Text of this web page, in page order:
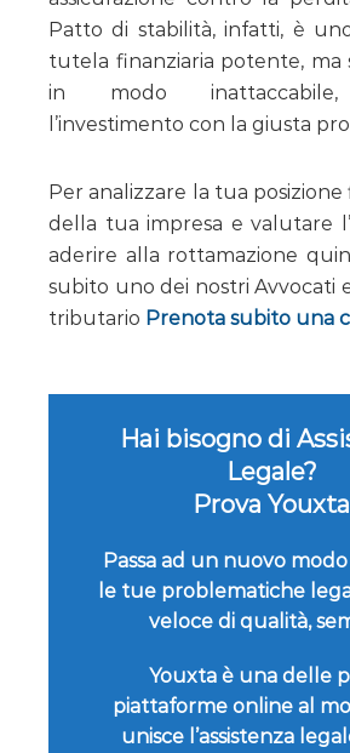
Patto di stabilità, infatti, è
tutela finanziaria potente, ma
in modo inattaccabile,
l’investimento con la giusta
Per analizzare la tua
della tua impresa e valutare
aderire alla rottamazione
subito uno dei nostri Avvocati
tributario Prenota subito una
Hai bisogno di
Legale?
Prova Youxta
Passa ad un nuovo
le tue problematiche
veloce di qualità,
Youxta è una delle
piattaforme online al
unisce l’assistenza